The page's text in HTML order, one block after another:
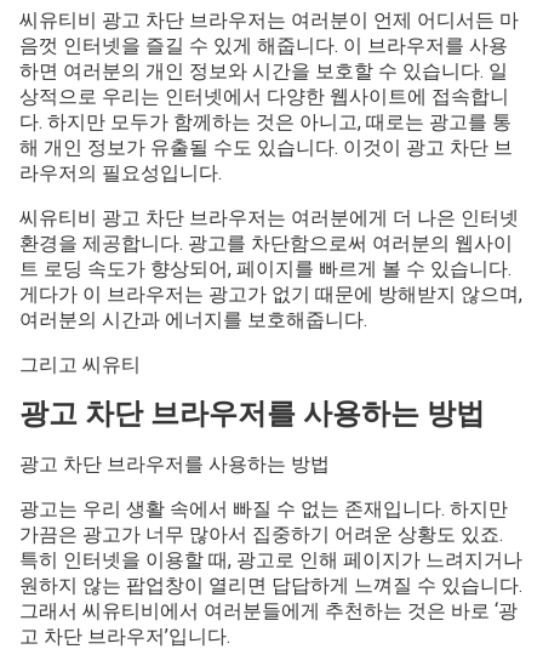
씨유티비 광고 차단 브라우저는 여러분이 언제 어디서든 마
음껏 인터넷을 즐길 수 있게 해줍니다. 이 브라우저를 사용
하면 여러분의 개인 정보와 시간을 보호할 수 있습니다. 일
상적으로 우리는 인터넷에서 다양한 웹사이트에 접속합니
다. 하지만 모두가 함께하는 것은 아니고, 때로는 광고를 통
해 개인 정보가 유출될 수도 있습니다. 이것이 광고 차단 브
라우저의 필요성입니다.
씨유티비 광고 차단 브라우저는 여러분에게 더 나은 인터넷
환경을 제공합니다. 광고를 차단함으로써 여러분의 웹사이
트 로딩 속도가 향상되어, 페이지를 빠르게 볼 수 있습니다.
게다가 이 브라우저는 광고가 없기 때문에 방해받지 않으며,
여러분의 시간과 에너지를 보호해줍니다.
그리고 씨유티
광고 차단 브라우저를 사용하는 방법
광고 차단 브라우저를 사용하는 방법
광고는 우리 생활 속에서 빠질 수 없는 존재입니다. 하지만
가끔은 광고가 너무 많아서 집중하기 어려운 상황도 있죠.
특히 인터넷을 이용할 때, 광고로 인해 페이지가 느려지거나
원하지 않는 팝업창이 열리면 답답하게 느껴질 수 있습니다.
그래서 씨유티비에서 여러분들에게 추천하는 것은 바로 ‘광
고 차단 브라우저’입니다.